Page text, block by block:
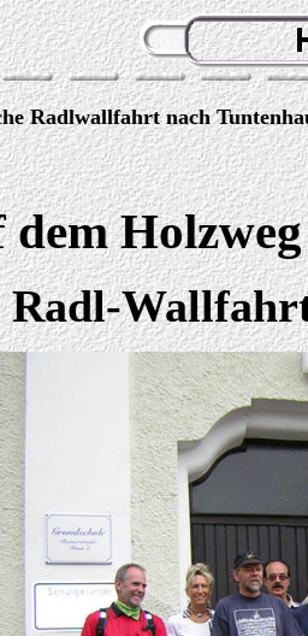
Radlwallfahrt nach
Holzweg
Radl-